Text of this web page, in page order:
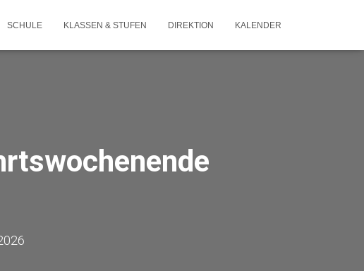
SCHULE KLASSEN & STUFEN DIREKTION KALENDER